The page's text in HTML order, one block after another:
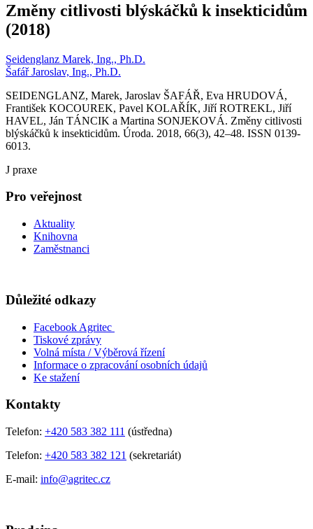
Změny citlivosti blýskáčků k insekticidům
(2018)
Seidenglanz Marek, Ing., Ph.D.
Šafář Jaroslav, Ing., Ph.D.
SEIDENGLANZ, Marek, Jaroslav ŠAFÁŘ, Eva HRUDOVÁ,
František KOCOUREK, Pavel KOLAŘÍK, Jiří ROTREKL, Jiří
HAVEL, Ján TÁNCIK a Martina SONJEKOVÁ. Změny citlivosti
blýskáčků k insekticidům. Úroda. 2018, 66(3), 42–48. ISSN 0139-
6013.
J praxe
Pro veřejnost
Aktuality
Knihovna
Zaměstnanci
Důležité odkazy
Facebook Agritec
Tiskové zprávy
Volná místa / Výběrová řízení
Informace o zpracování osobních údajů
Ke stažení
Kontakty
Telefon: +420 583 382 111 (ústředna)
Telefon: +420 583 382 121 (sekretariát)
E-mail: info@agritec.cz